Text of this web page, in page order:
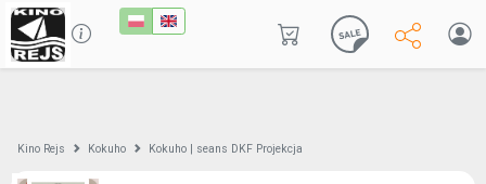
Kino Rejs Kokuho Kokuho | seans DKF Projekcja